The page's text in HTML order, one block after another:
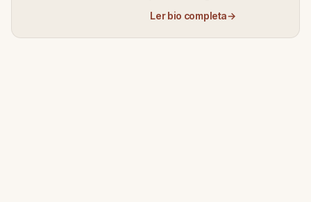
Ler bio completa→